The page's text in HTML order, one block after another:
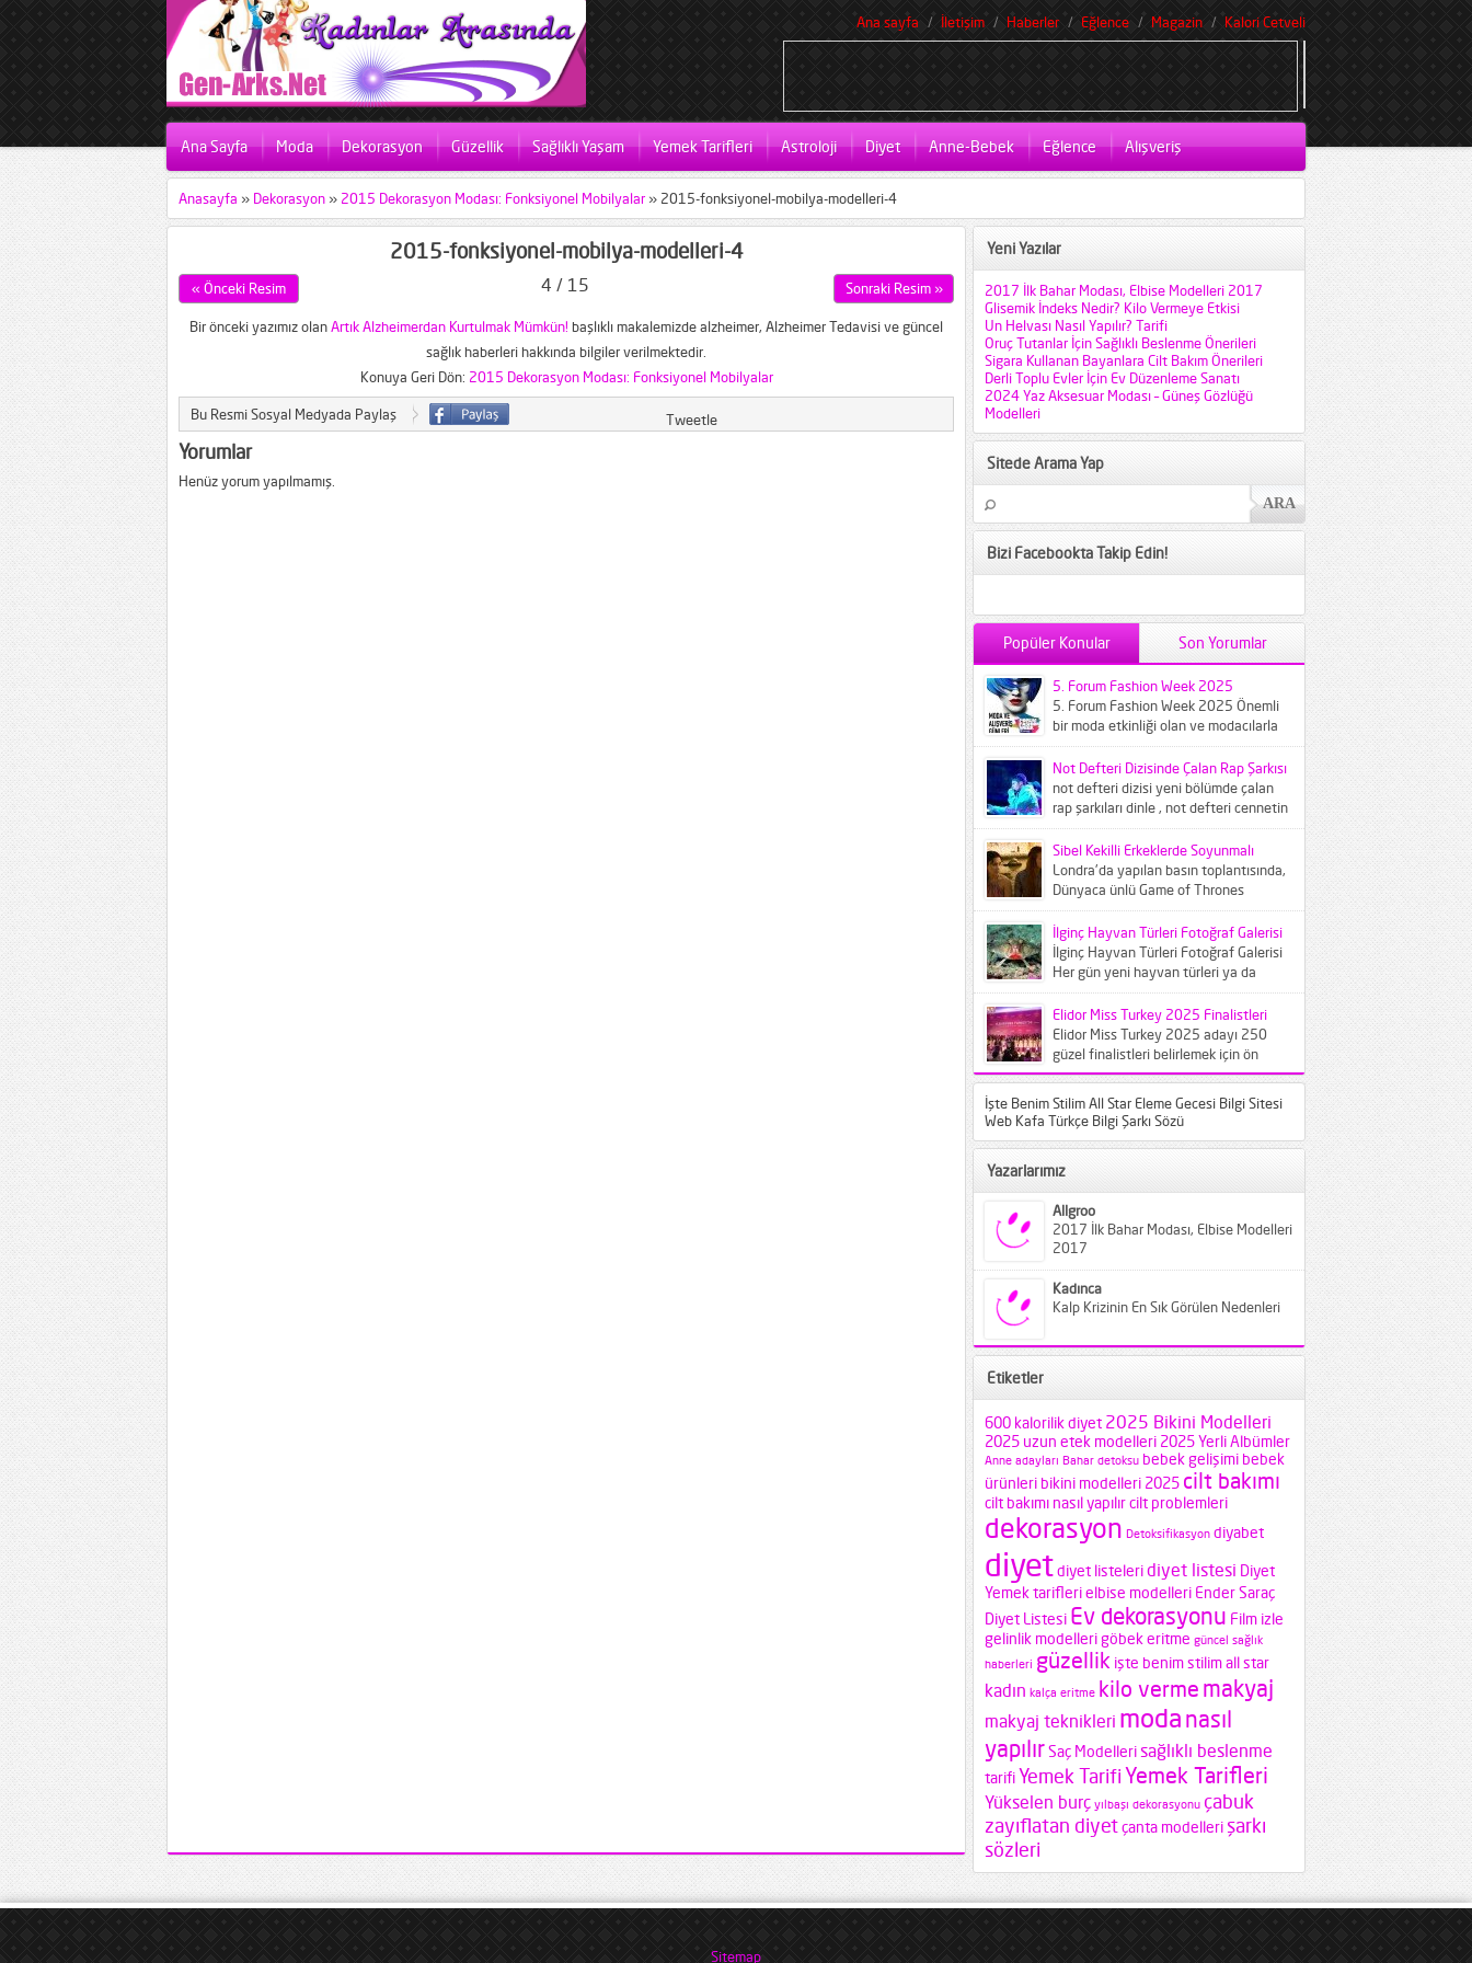
Ana sayfa İletişim Haberler Eğlence Magazin Kalori Cetveli
Ana Sayfa Moda Dekorasyon Güzellik Sağlıklı Yaşam Yemek Tarifleri Astroloji Diyet Anne-Bebek Eğlence Alışveriş
Anasayfa » Dekorasyon » 2015 Dekorasyon Modası: Fonksiyonel Mobilyalar » 2015-fonksiyonel-mobilya-modelleri-4
2015-fonksiyonel-mobilya-modelleri-4
« Önceki Resim 4 / 15 Sonraki Resim »
Bir önceki yazımız olanArtık Alzheimerdan Kurtulmak Mümkün! başlıklı makalemizde alzheimer, Alzheimer Tedavisi ve güncel
sağlık haberleri hakkında bilgiler verilmektedir.
Konuya Geri Dön: 2015 Dekorasyon Modası: Fonksiyonel Mobilyalar
Bu Resmi Sosyal Medyada Paylaş Tweetle
Yorumlar
Henüz yorum yapılmamış.
Yeni Yazılar
2017 İlk Bahar Modası, Elbise Modelleri 2017
Glisemik İndeks Nedir? Kilo Vermeye Etkisi
Un Helvası Nasıl Yapılır? Tarifi
Oruç Tutanlar İçin Sağlıklı Beslenme Önerileri
Sigara Kullanan Bayanlara Cilt Bakım Önerileri
Derli Toplu Evler İçin Ev Düzenleme Sanatı
2024 Yaz Aksesuar Modası – Güneş Gözlüğü
Modelleri
Sitede Arama Yap
Bizi Facebookta Takip Edin!
Popüler Konular Son Yorumlar
5. Forum Fashion Week 2025
5. Forum Fashion Week 2025 Önemli
bir moda etkinliği olan ve modacılarla
modaseverleri buluşturan Forum
Fashion...
Not Defteri Dizisinde Çalan Rap Şarkısı
not defteri dizisi yeni bölümde çalan
rap şarkıları dinle , not defteri cennetin
çocukları şarkısı...
Sibel Kekilli Erkeklerde Soyunmalı
Londra'da yapılan basın toplantısında,
Dünyaca ünlü Game of Thrones
dizisinin ünlü oyuncusu Sibel Kekilliye
gazeteciler...
İlginç Hayvan Türleri Fotoğraf Galerisi
İlginç Hayvan Türleri Fotoğraf Galerisi
Her gün yeni hayvan türleri ya da
bilinen türlerin farklı varyantları
karşımıza...
Elidor Miss Turkey 2025 Finalistleri
Elidor Miss Turkey 2025 adayı 250
güzel finalistleri belirlemek için ön
elemeye çağırıldı. Crowne Plaza
İşte Benim Stilim All Star Eleme Gecesi Bilgi Sitesi
Web Kafa Türkçe Bilgi Şarkı Sözü
Yazarlarımız
Allgroo
2017 İlk Bahar Modası, Elbise Modelleri
2017
Kadınca
Kalp Krizinin En Sık Görülen Nedenleri
Etiketler
600 kalorilik diyet 2025 Bikini Modelleri
2025 uzun etek modelleri 2025 Yerli Albümler
Anne adayları Bahar detoksu bebek gelişimi bebek
ürünleri bikini modelleri 2025 cilt bakımı
cilt bakımı nasıl yapılırcilt problemleri
dekorasyon Detoksifikasyon diyabet
diyetdiyet listeleridiyet listesi Diyet
Yemek tariflerielbise modelleri Ender Saraç
Diyet Listesi Ev dekorasyonu Film izle
gelinlik modellerigöbek eritme güncel sağlık
haberleri güzellik işte benim stilim all star
kadın kalça eritme kilo verme makyaj
makyaj teknikleri modanasıl
yapılırSaç Modellerisağlıklı beslenme
tarifiYemek TarifiYemek Tarifleri
Yükselen burç yılbaşı dekorasyonu çabuk
zayıflatan diyetçanta modelleri şarkı
sözleri
Sitemap